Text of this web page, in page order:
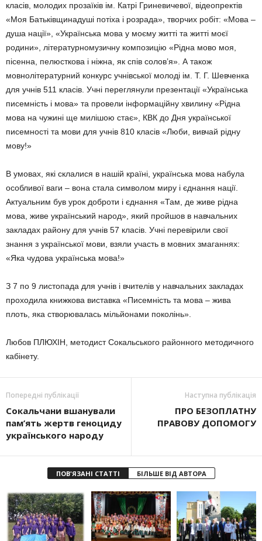
класів, молодих прозаїків ім. Катрі Гриневичевої, відеопректів
«Моя Батьківщинадуші потіха і розрада», творчих робіт: «Мова –
душа нації», «Українська мова у моєму житті та житті моєї
родини», літературномузичну композицію «Рідна мово моя,
пісенна, пелюсткова і ніжна, як спів солов’я». А також
мовнолітературний конкурс учнівської молоді ім. Т. Г. Шевченка
для учнів 511 класів. Учні переглянули презентації «Українська
писемність і мова» та провели інформаційну хвилину «Рідна
мова на чужині ще милішою стає», КВК до Дня української
писемності та мови для учнів 810 класів «Люби, вивчай рідну
мову!»
В умовах, які склалися в нашій країні, українська мова набула
особливої ваги – вона стала символом миру і єднання нації.
Актуальним був урок доброти і єднання «Там, де живе рідна
мова, живе український народ», який пройшов в навчальних
закладах району для учнів 57 класів. Учні перевірили свої
знання з української мови, взяли участь в мовних змаганнях:
«Яка чудова українська мова!»
З 7 по 9 листопада для учнів і вчителів у навчальних закладах
проходила книжкова виставка «Писемність та мова – жива
плоть, яка створювалась мільйонами поколінь».
Любов ПЛЮХІН, методист Сокальського районного методичного
кабінету.
Попередні публікації
Сокальчани вшанували
пам’ять жертв геноциду
українського народу
Наступна публікація
ПРО БЕЗОПЛАТНУ
ПРАВОВУ ДОПОМОГУ
ПОВ'ЯЗАНІ СТАТТІ БІЛЬШЕ ВІД АВТОРА